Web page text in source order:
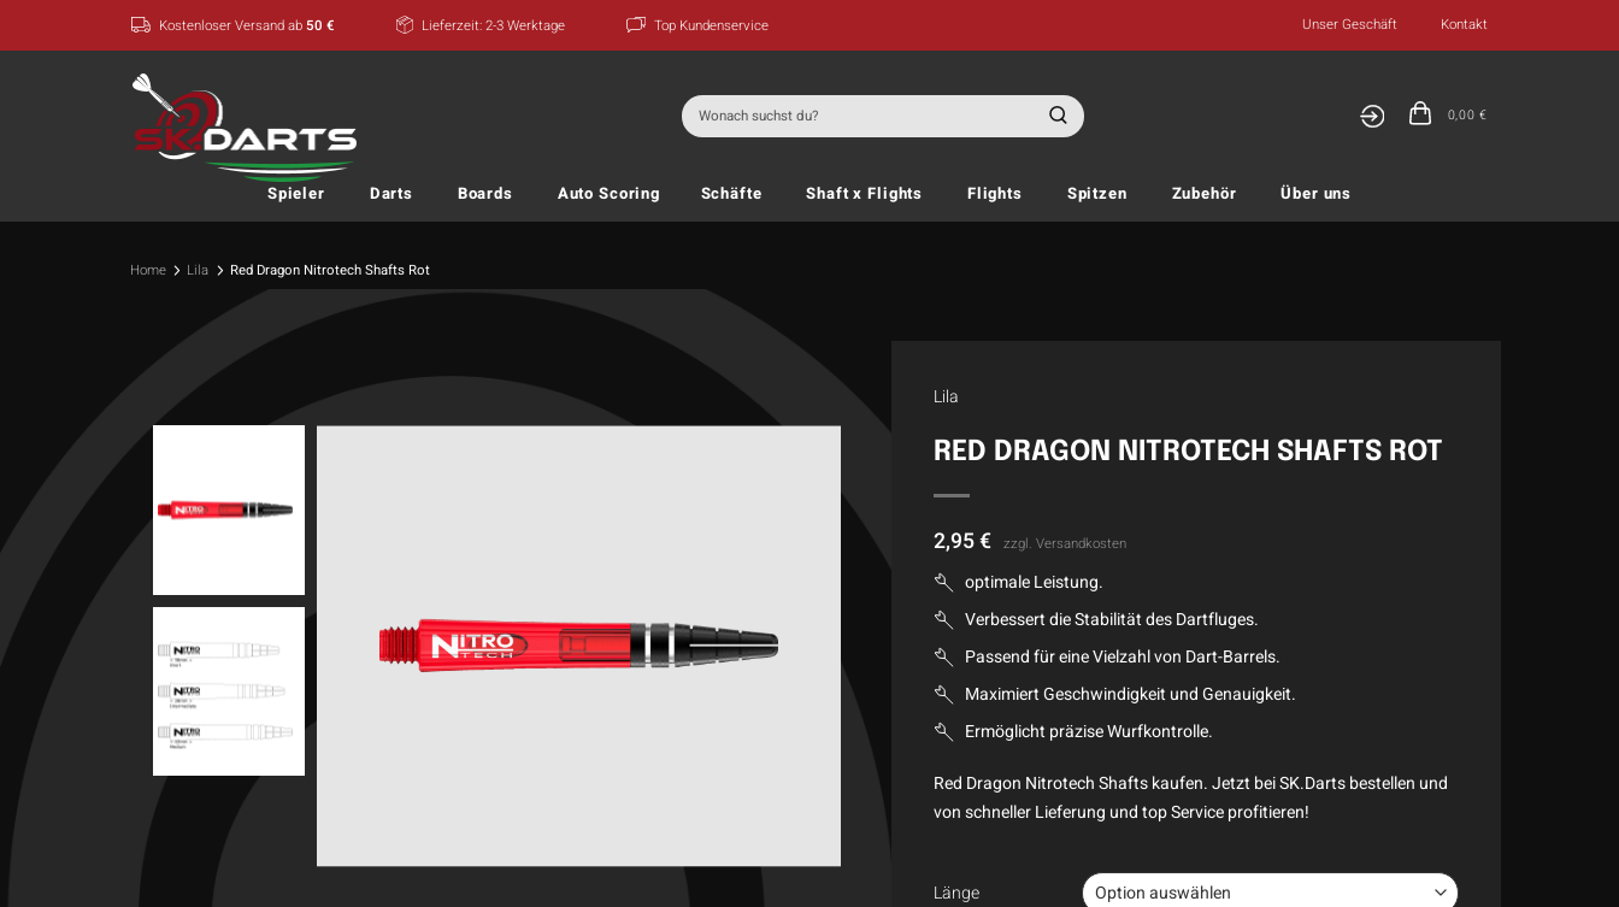
Kostenloser Versand ab50 € Lieferzeit: 2-3 Werktage Top Kundenservice Unser Geschäft Kontakt
Suchen
nach:
0,00 €
Spieler Darts Boards Auto Scoring Schäfte Shaft x Flights Flights Spitzen Zubehör Über uns
Home Lila Red Dragon Nitrotech Shafts Rot
Lila
RED DRAGON NITROTECH SHAFTS ROT
2,95€ zzgl. Versandkosten
optimale Leistung.
Verbessert die Stabilität des Dartfluges.
Passend für eine Vielzahl von Dart-Barrels.
Maximiert Geschwindigkeit und Genauigkeit.
Ermöglicht präzise Wurfkontrolle.
Red Dragon Nitrotech Shafts kaufen. Jetzt bei SK.Darts bestellen und
von schneller Lieferung und top Service profitieren!
Länge